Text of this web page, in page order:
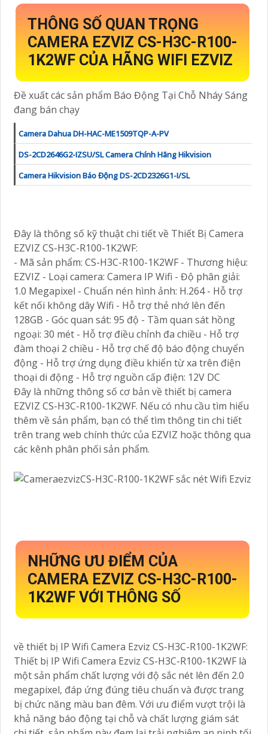
THÔNG SỐ QUAN TRỌNG
CAMERA EZVIZ CS-H3C-R100-
1K2WF CỦA HÃNG WIFI EZVIZ
Đề xuất các sản phẩm Báo Động Tại Chỗ Nháy Sáng
đang bán chạy
Camera Dahua DH-HAC-ME1509TQP-A-PV
DS-2CD2646G2-IZSU/SL Camera Chính Hãng Hikvision
Camera Hikvision Báo Động DS-2CD2326G1-I/SL
Đây là thông số kỹ thuật chi tiết về Thiết Bị Camera
EZVIZ CS-H3C-R100-1K2WF:
- Mã sản phẩm: CS-H3C-R100-1K2WF - Thương hiệu:
EZVIZ - Loại camera: Camera IP Wifi - Độ phân giải:
1.0 Megapixel - Chuẩn nén hình ảnh: H.264 - Hỗ trợ
kết nối không dây Wifi - Hỗ trợ thẻ nhớ lên đến
128GB - Góc quan sát: 95 độ - Tầm quan sát hồng
ngoại: 30 mét - Hỗ trợ điều chỉnh đa chiều - Hỗ trợ
đàm thoại 2 chiều - Hỗ trợ chế độ báo động chuyển
động - Hỗ trợ ứng dụng điều khiển từ xa trên điện
thoại di động - Hỗ trợ nguồn cấp điện: 12V DC
Đây là những thông số cơ bản về thiết bị camera
EZVIZ CS-H3C-R100-1K2WF. Nếu có nhu cầu tìm hiểu
thêm về sản phẩm, bạn có thể tìm thông tin chi tiết
trên trang web chính thức của EZVIZ hoặc thông qua
các kênh phân phối sản phẩm.
NHỮNG ƯU ĐIỂM CỦA
CAMERA EZVIZ CS-H3C-R100-
1K2WF VỚI THÔNG SỐ
về thiết bị IP Wifi Camera Ezviz CS-H3C-R100-1K2WF:
Thiết bị IP Wifi Camera Ezviz CS-H3C-R100-1K2WF là
một sản phẩm chất lượng với độ sắc nét lên đến 2.0
megapixel, đáp ứng đúng tiêu chuẩn và được trang
bị chức năng màu ban đêm. Với ưu điểm vượt trội là
khả năng báo động tại chỗ và chất lượng giám sát